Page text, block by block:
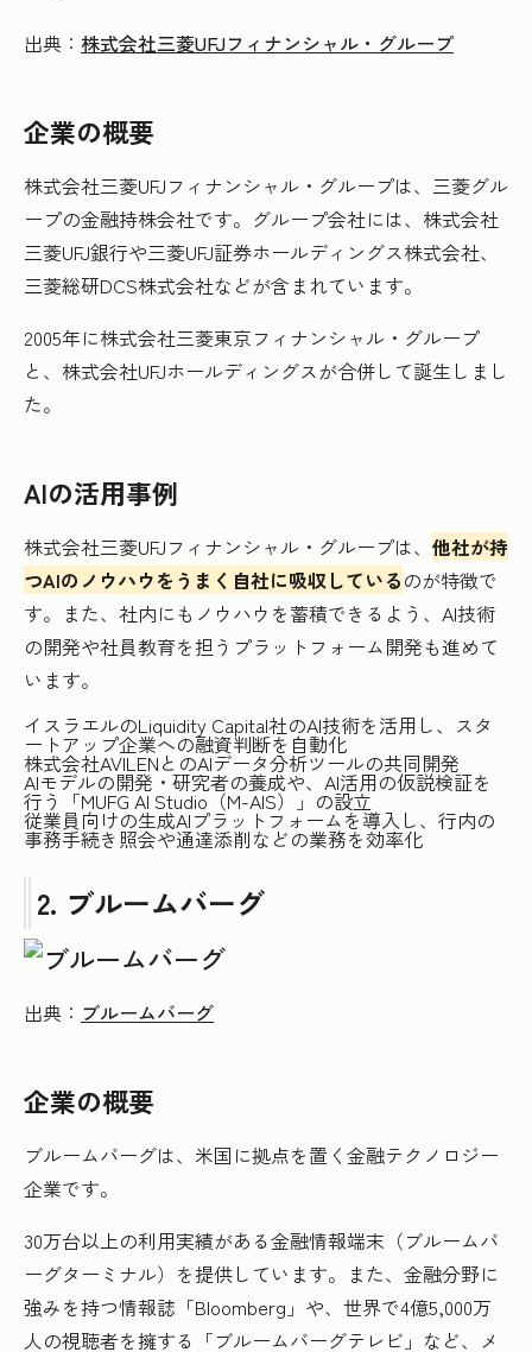
出典： 株式会社三菱UFJフィナンシャル・グループ
企業の概要
株式会社三菱UFJフィナンシャル・グループは、三菱グル
ープの金融持株会社です。グループ会社には、株式会社
三菱UFJ銀行や三菱UFJ証券ホールディングス株式会社、
三菱総研DCS株式会社などが含まれています。
2005年に株式会社三菱東京フィナンシャル・グループ
と、株式会社UFJホールディングスが合併して誕生しまし
た。
AIの活用事例
株式会社三菱UFJフィナンシャル・グループは、 他社が持
つAIのノウハウをうまく自社に吸収しているのが特徴で
す。また、社内にもノウハウを蓄積できるよう、AI技術
の開発や社員教育を担うプラットフォーム開発も進めて
います。
イスラエルのLiquidity Capital社のAI技術を活用し、スタ
ートアップ企業への融資判断を自動化
株式会社AVILENとのAIデータ分析ツールの共同開発
AIモデルの開発・研究者の養成や、AI活用の仮説検証を
行う「MUFG AI Studio（M-AIS）」の設立
従業員向けの生成AIプラットフォームを導入し、行内の
事務手続き照会や通達添削などの業務を効率化
2. ブルームバーグ
出典： ブルームバーグ
企業の概要
ブルームバーグは、米国に拠点を置く金融テクノロジー
企業です。
30万台以上の利用実績がある金融情報端末（ブルームバ
ーグターミナル）を提供しています。また、金融分野に
強みを持つ情報誌「Bloomberg」や、世界で4億5,000万
人の視聴者を擁する「ブルームバーグテレビ」など、メ